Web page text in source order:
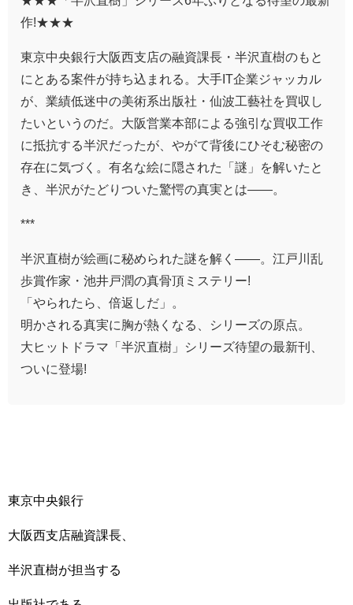
作!★★★
東京中央銀行大阪西支店の融資課長・半沢直樹のもと
にとある案件が持ち込まれる。大手IT企業ジャッカル
が、業績低迷中の美術系出版社・仙波工藝社を買収し
たいというのだ。大阪営業本部による強引な買収工作
に抵抗する半沢だったが、やがて背後にひそむ秘密の
存在に気づく。有名な絵に隠された「謎」を解いたと
き、半沢がたどりついた驚愕の真実とは――。
***
半沢直樹が絵画に秘められた謎を解く――。江戸川乱
歩賞作家・池井戸潤の真骨頂ミステリー!
「やられたら、倍返しだ」。
明かされる真実に胸が熱くなる、シリーズの原点。
大ヒットドラマ「半沢直樹」シリーズ待望の最新刊、
ついに登場!
東京中央銀行
大阪西支店融資課長、
半沢直樹が担当する